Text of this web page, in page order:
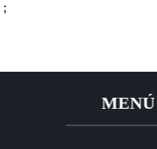
;